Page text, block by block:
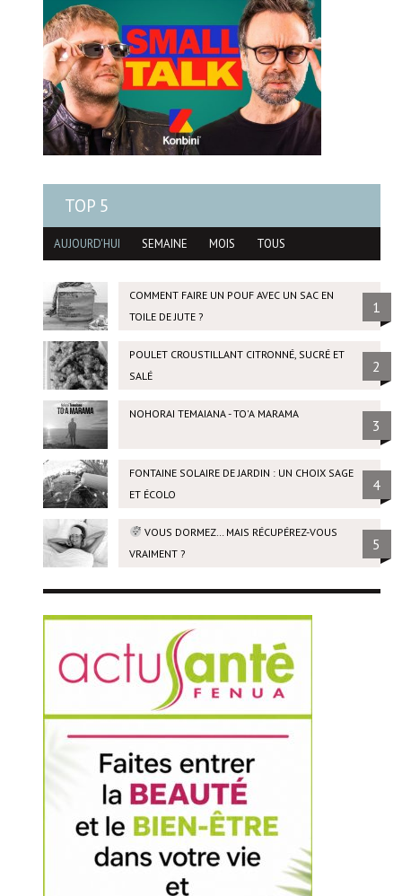
TOP 5
AUJOURD'HUI SEMAINE MOIS TOUS
COMMENT FAIRE UN POUF AVEC UN SAC EN
TOILE DE JUTE ?
1
POULET CROUSTILLANT CITRONNÉ, SUCRÉ ET
SALÉ
2
NOHORAI TEMAIANA - TO'A MARAMA
3
FONTAINE SOLAIRE DE JARDIN : UN CHOIX SAGE
ET ÉCOLO
4
VOUS DORMEZ… MAIS RÉCUPÉREZ-VOUS
VRAIMENT ?
5